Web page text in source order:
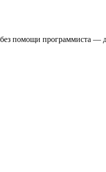
помощи программиста —